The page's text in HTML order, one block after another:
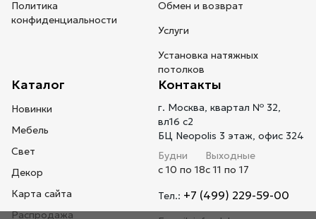
Политика
конфиденциальности
Обмен и возврат
Услуги
Установка натяжных
потолков
Каталог
Новинки
Мебель
Свет
Декор
Карта сайта
Распродажа
Контакты
г. Москва, квартал № 32,
вл16 с2
БЦ Neopolis 3 этаж, офис 324
Будни
с 10 по 18
Выходные
с 11 по 17
Тел.: +7 (499) 229-59-00